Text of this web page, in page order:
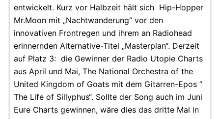
entwickelt. Kurz vor Halbzeit hält sich Hip-Hopper
Mr.Moon mit „Nachtwanderung“ vor den
innovativen Frontregen und ihrem an Radiohead
erinnernden Alternative-Titel „Masterplan“. Derzeit
auf Platz 3: die Gewinner der Radio Utopie Charts
aus April und Mai, The National Orchestra of the
United Kingdom of Goats mit dem Gitarren-Epos “
The Life of Sillyphus“. Sollte der Song auch im Juni
Eure Charts gewinnen, wäre dies das dritte Mal in